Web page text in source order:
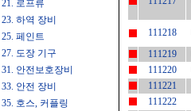
21. 로프류
23. 하역 장비
25. 페인트
27. 도장 기구
31. 안전보호장비
33. 안전 장비
35. 호스, 커플링
111218
111219
111220
111221
111222